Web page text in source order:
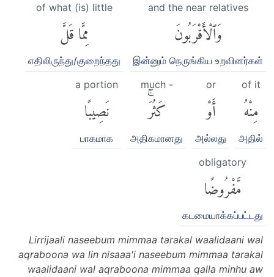
and the near relatives
وَٱلْأَقْرَبُونَ
இன்னும் நெருங்கிய உறவினர்கள்
of what (is) little
مِمَّا قَلَّ
எதிலிருந்து/குறைந்தது
of it
مِنْهُ
அதில்
or
أَوْ
அல்லது
much -
كَثُرَۚ
அதிகமானது
a portion
نَصِيبًا
பாகமாக
obligatory
مَّفْرُوضًا
கடமையாக்கப்பட்டது
Lirrijaali naseebum mimmaa tarakal waalidaani wal
aqraboona wa lin nisaaa'i naseebum mimmaa tarakal
waalidaani wal aqraboona mimmaa qalla minhu aw